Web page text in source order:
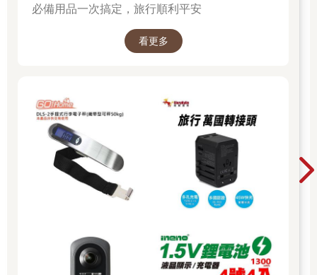
必備用品一次搞定，旅行順利平安
看更多